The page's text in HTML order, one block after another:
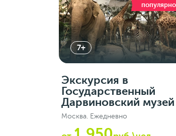
7+
Экскурсия в
Государственный
Дарвиновский музей
Москва. Ежедневно